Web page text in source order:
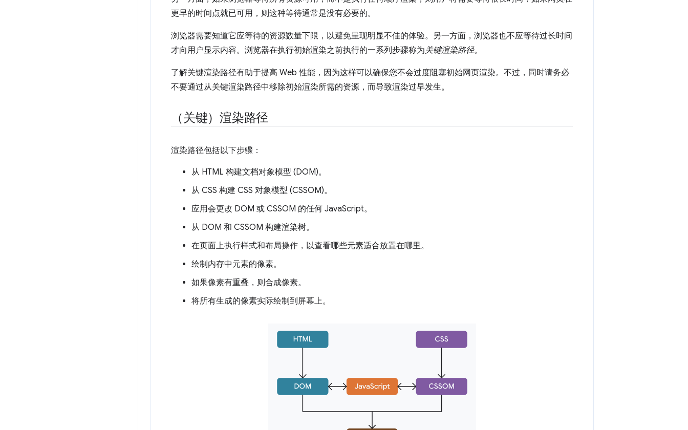
更早的时间点就已可用，则这种等待通常是没有必要的。
浏览器需要知道它应等待的资源数量下限，以避免呈现明显不佳的体验。另一方面，浏览器也不应等待过长时间
才向用户显示内容。浏览器在执行初始渲染之前执行的一系列步骤称为关键渲染路径。
了解关键渲染路径有助于提高 Web 性能，因为这样可以确保您不会过度阻塞初始网页渲染。不过，同时请务必
不要通过从关键渲染路径中移除初始渲染所需的资源，而导致渲染过早发生。
（关键）渲染路径
渲染路径包括以下步骤：
从 HTML 构建文档对象模型 (DOM)。
从 CSS 构建 CSS 对象模型 (CSSOM)。
应用会更改 DOM 或 CSSOM 的任何 JavaScript。
从 DOM 和 CSSOM 构建渲染树。
在页面上执行样式和布局操作，以查看哪些元素适合放置在哪里。
绘制内存中元素的像素。
如果像素有重叠，则合成像素。
将所有生成的像素实际绘制到屏幕上。